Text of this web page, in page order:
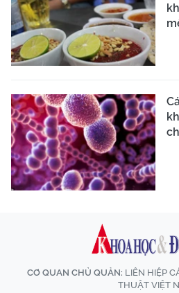
CƠ QUAN CHỦ QUẢN: LIÊN HIỆP
THUẬT VIỆT